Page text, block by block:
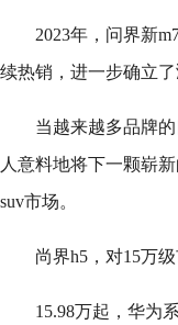
2023年，问界新
续热销，进一步确立
当越来越多品牌
人意料地将下一颗崭
suv市场。
尚界h5，对15万
15.98万起，华为